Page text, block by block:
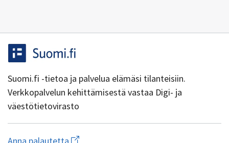
Suomi.fi -tietoa ja palvelua elämäsi tilanteisiin.
Verkkopalvelun kehittämisestä vastaa Digi- ja
väestötietovirasto
Aloita